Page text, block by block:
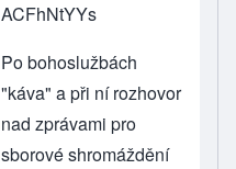
ACFhNtYYs
Po bohoslužbách
"káva" a při ní rozhovor
nad zprávami pro
sborové shromáždění